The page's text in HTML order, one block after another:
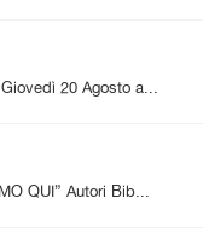
20 Agosto a...
QUI” Autori Bib...